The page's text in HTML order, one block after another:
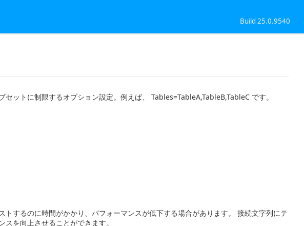
Build 25.0.9540
ットに制限するオプション設定。例えば、 Tables=TableA,TableB,TableC です。
するのに時間がかかり、パフォーマンスが低下する場合があります。 接続文字列にテ
を向上させることができます。